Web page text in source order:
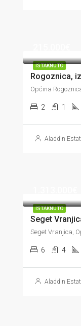
ISTAKNUTO
Općina
2 1
Aladdin
ISTAKNUTO
6 4
Aladdin